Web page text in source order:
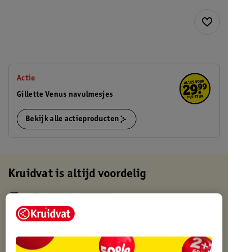
Actie
Gillette Venus navulmesjes
Bekijk alle actieproducten
Kruidvat is altijd voordelig
Op werkdagen voor 22:00 uur besteld, volgende dag in huis
Gratis thuisbezorgd vanaf 50.00
Gratis punten met je Kruidvat kaart